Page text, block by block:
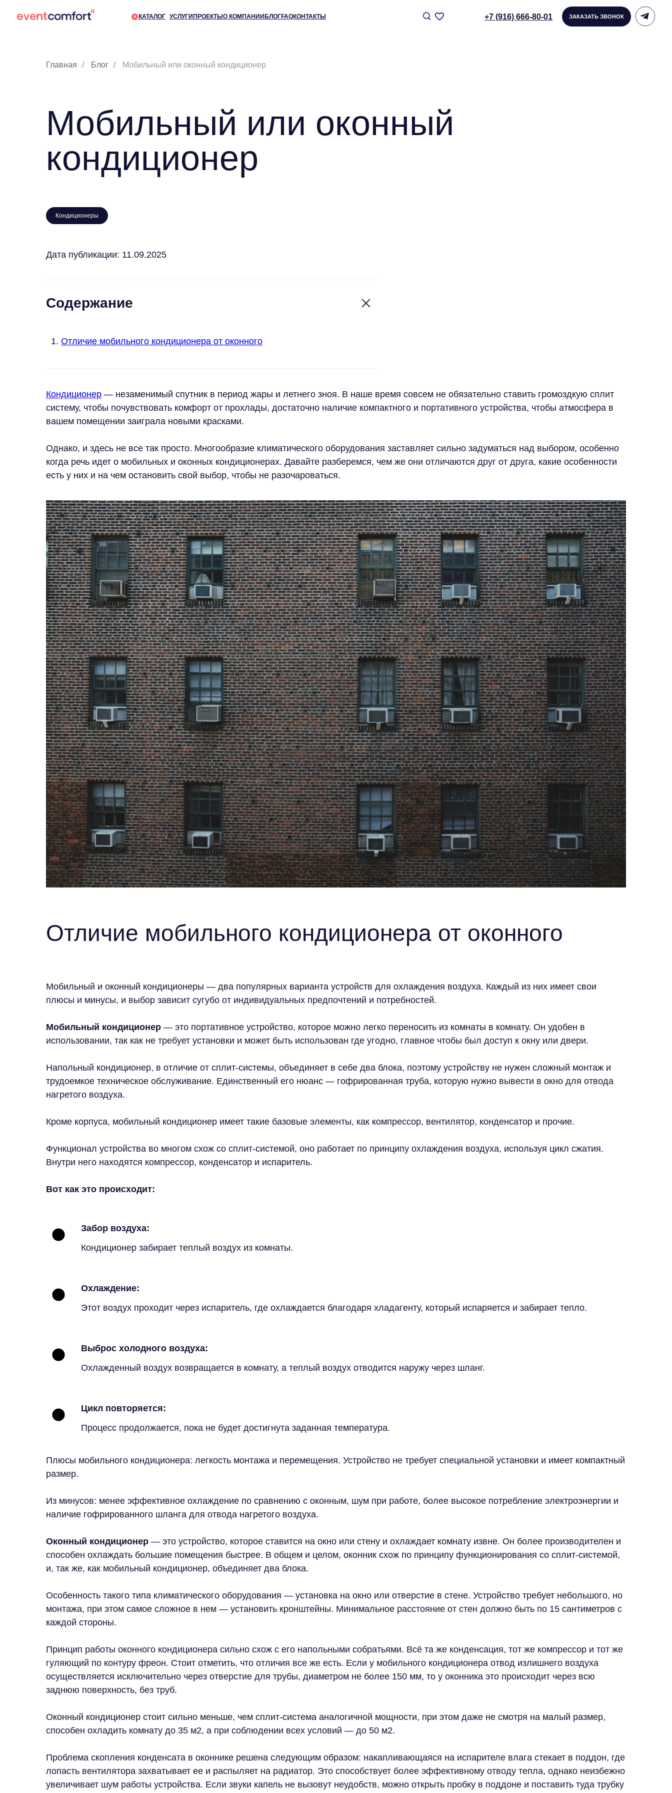
КАТАЛОГ УСЛУГИПРОЕКТЫО КОМПАНИИБЛОГFAQКОНТАКТЫ ЗАКАЗАТЬ ЗВОНОК
+7 (916) 666-80-01
Главная / Блог / Мобильный или оконный кондиционер
Мобильный или оконный
кондиционер
Кондиционеры
Дата публикации: 11.09.2025
Содержание
Отличие мобильного кондиционера от оконного
Кондиционер — незаменимый спутник в период жары и летнего зноя. В наше время совсем не обязательно ставить громоздкую сплит
систему, чтобы почувствовать комфорт от прохлады, достаточно наличие компактного и портативного устройства, чтобы атмосфера в
вашем помещении заиграла новыми красками.
Однако, и здесь не все так просто. Многообразие климатического оборудования заставляет сильно задуматься над выбором, особенно
когда речь идет о мобильных и оконных кондиционерах. Давайте разберемся, чем же они отличаются друг от друга, какие особенности
есть у них и на чем остановить свой выбор, чтобы не разочароваться.
Отличие мобильного кондиционера от оконного
Мобильный и оконный кондиционеры — два популярных варианта устройств для охлаждения воздуха. Каждый из них имеет свои
плюсы и минусы, и выбор зависит сугубо от индивидуальных предпочтений и потребностей.
Мобильный кондиционер — это портативное устройство, которое можно легко переносить из комнаты в комнату. Он удобен в
использовании, так как не требует установки и может быть использован где угодно, главное чтобы был доступ к окну или двери.
Напольный кондиционер, в отличие от сплит-системы, объединяет в себе два блока, поэтому устройству не нужен сложный монтаж и
трудоемкое техническое обслуживание. Единственный его нюанс — гофрированная труба, которую нужно вывести в окно для отвода
нагретого воздуха.
Кроме корпуса, мобильный кондиционер имеет такие базовые элементы, как компрессор, вентилятор, конденсатор и прочие.
Функционал устройства во многом схож со сплит-системой, оно работает по принципу охлаждения воздуха, используя цикл сжатия.
Внутри него находятся компрессор, конденсатор и испаритель.
Вот как это происходит:
Забор воздуха:
Кондиционер забирает теплый воздух из комнаты.
Охлаждение:
Этот воздух проходит через испаритель, где охлаждается благодаря хладагенту, который испаряется и забирает тепло.
Выброс холодного воздуха:
Охлажденный воздух возвращается в комнату, а теплый воздух отводится наружу через шланг.
Цикл повторяется:
Процесс продолжается, пока не будет достигнута заданная температура.
Плюсы мобильного кондиционера: легкость монтажа и перемещения. Устройство не требует специальной установки и имеет компактный
размер.
Из минусов: менее эффективное охлаждение по сравнению с оконным, шум при работе, более высокое потребление электроэнергии и
наличие гофрированного шланга для отвода нагретого воздуха.
Оконный кондиционер — это устройство, которое ставится на окно или стену и охлаждает комнату извне. Он более производителен и
способен охлаждать большие помещения быстрее. В общем и целом, оконник схож по принципу функционирования со сплит-системой,
и, так же, как мобильный кондиционер, объединяет два блока.
Особенность такого типа климатического оборудования — установка на окно или отверстие в стене. Устройство требует небольшого, но
монтажа, при этом самое сложное в нем — установить кронштейны. Минимальное расстояние от стен должно быть по 15 сантиметров с
каждой стороны.
Принцип работы оконного кондиционера сильно схож с его напольными собратьями. Всё та же конденсация, тот же компрессор и тот же
гуляющий по контуру фреон. Стоит отметить, что отличия все же есть. Если у мобильного кондиционера отвод излишнего воздуха
осуществляется исключительно через отверстие для трубы, диаметром не более 150 мм, то у оконника это происходит через всю
заднюю поверхность, без труб.
Оконный кондиционер стоит сильно меньше, чем сплит-система аналогичной мощности, при этом даже не смотря на малый размер,
способен охладить комнату до 35 м2, а при соблюдении всех условий — до 50 м2.
Проблема скопления конденсата в оконнике решена следующим образом: накапливающаяся на испарителе влага стекает в поддон, где
лопасть вентилятора захватывает ее и распыляет на радиатор. Это способствует более эффективному отводу тепла, однако неизбежно
увеличивает шум работы устройства. Если звуки капель не вызовут неудобств, можно открыть пробку в поддоне и поставить туда трубку